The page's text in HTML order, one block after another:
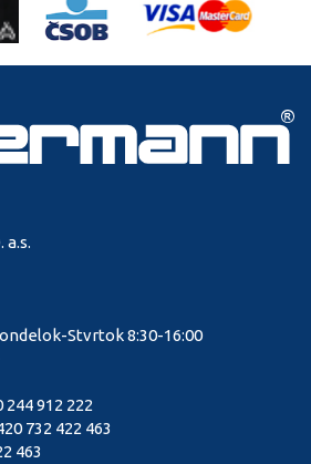
a.s.
Stvrtok 8:30-16:00
912 222
732 422 463
463